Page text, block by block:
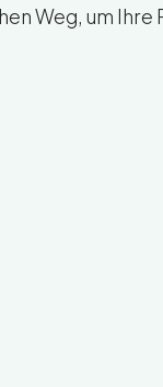
Weg, um Ihre